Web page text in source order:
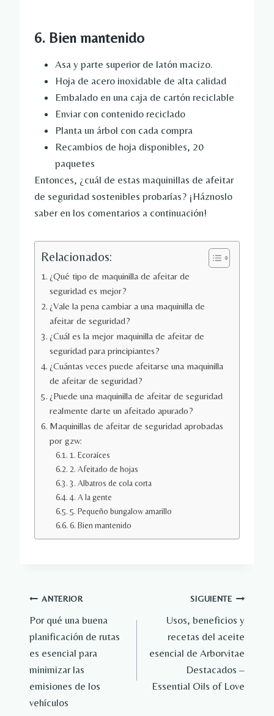
6. Bien mantenido
Asa y parte superior de latón macizo.
Hoja de acero inoxidable de alta calidad
Embalado en una caja de cartón reciclable
Enviar con contenido reciclado
Planta un árbol con cada compra
Recambios de hoja disponibles, 20
paquetes
Entonces, ¿cuál de estas maquinillas de afeitar
de seguridad sostenibles probarías? ¡Háznoslo
saber en los comentarios a continuación!
Relacionados:
¿Qué tipo de maquinilla de afeitar de
seguridad es mejor?
¿Vale la pena cambiar a una maquinilla de
afeitar de seguridad?
¿Cuál es la mejor maquinilla de afeitar de
seguridad para principiantes?
¿Cuántas veces puede afeitarse una maquinilla
de afeitar de seguridad?
¿Puede una maquinilla de afeitar de seguridad
realmente darte un afeitado apurado?
Maquinillas de afeitar de seguridad aprobadas
por gzw:
1. Ecoraíces
2. Afeitado de hojas
3. Albatros de cola corta
4. A la gente
5. Pequeño bungalow amarillo
6. Bien mantenido
Navegación
de
entradas
ANTERIOR
Por qué una buena
planificación de rutas
es esencial para
minimizar las
emisiones de los
vehículos
SIGUIENTE
Usos, beneficios y
recetas del aceite
esencial de Arborvitae
Destacados –
Essential Oils of Love